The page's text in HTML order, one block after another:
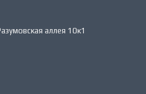
аллея 10к1